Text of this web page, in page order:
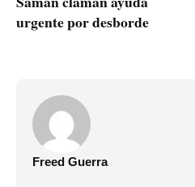
urgente por desborde
Freed Guerra